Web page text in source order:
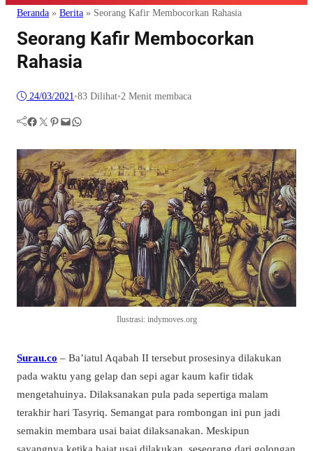
Beranda » Berita » Seorang Kafir Membocorkan Rahasia
Seorang Kafir Membocorkan
Rahasia
24/03/2021•83 Dilihat•2 Menit membaca
Facebook Twitter Pinterest Mail WhatsApp
Ilustrasi: indymoves.org
Surau.co – Ba’iatul Aqabah II tersebut prosesinya dilakukan
pada waktu yang gelap dan sepi agar kaum kafir tidak
mengetahuinya. Dilaksanakan pula pada sepertiga malam
terakhir hari Tasyriq. Semangat para rombongan ini pun jadi
semakin membara usai baiat dilaksanakan. Meskipun
sayangnya ketika baiat usai dilakukan, seseorang dari golongan